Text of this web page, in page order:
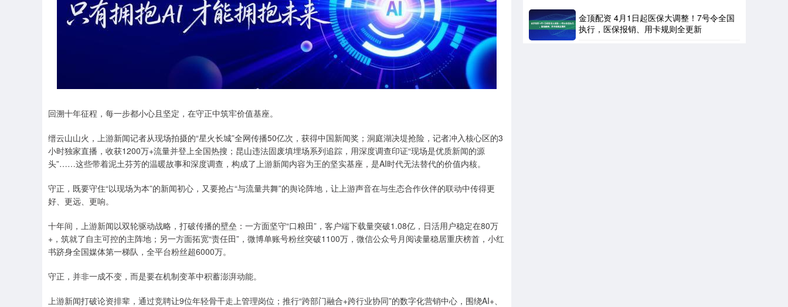
回溯十年征程，每一步都小心且坚定，在守正中筑牢价值基座。
缙云山山火，上游新闻记者从现场拍摄的“星火长城”全网传播50亿次，获得中国新闻奖；洞庭湖决堤抢险，记者冲入核心区的3
小时独家直播，收获1200万+流量并登上全国热搜；昆山违法固废填埋场系列追踪，用深度调查印证“现场是优质新闻的源
头”……这些带着泥土芬芳的温暖故事和深度调查，构成了上游新闻内容为王的坚实基座，是AI时代无法替代的价值内核。
守正，既要守住“以现场为本”的新闻初心，又要抢占“与流量共舞”的舆论阵地，让上游声音在与生态合作伙伴的联动中传得更
好、更远、更响。
十年间，上游新闻以双轮驱动战略，打破传播的壁垒：一方面坚守“口粮田”，客户端下载量突破1.08亿，日活用户稳定在80万
+，筑就了自主可控的主阵地；另一方面拓宽“责任田”，微博单账号粉丝突破1100万，微信公众号月阅读量稳居重庆榜首，小红
书跻身全国媒体第一梯队，全平台粉丝超6000万。
守正，并非一成不变，而是要在机制变革中积蓄澎湃动能。
上游新闻打破论资排辈，通过竞聘让9位年轻骨干走上管理岗位；推行“跨部门融合+跨行业协同”的数字化营销中心，围绕AI+、
金顶配资 4月1日起医保大调整！7号令全国
执行，医保报销、用卡规则全更新